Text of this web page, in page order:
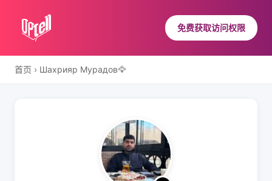
免费获取访问权限
首页 › Шахрияр Мурадов🦅